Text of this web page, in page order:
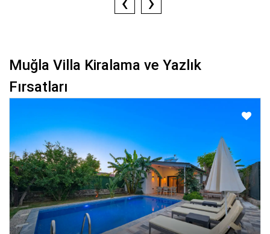
Muğla Villa Kiralama ve Yazlık
Fırsatları